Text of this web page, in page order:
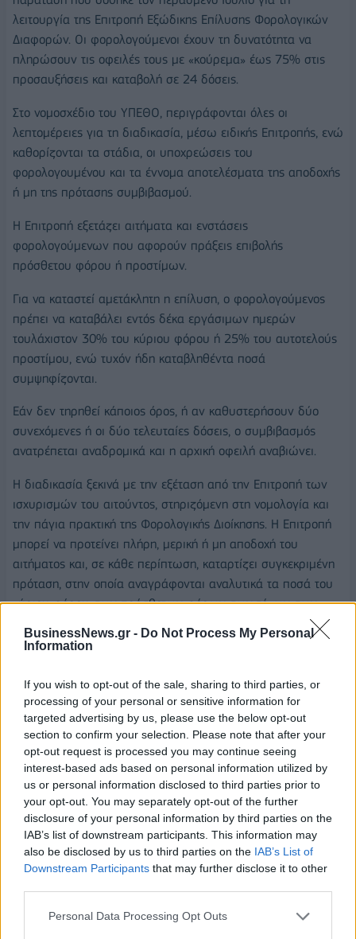
BusinessNews.gr - Do Not Process My Personal
Information
If you wish to opt-out of the sale, sharing to third parties, or
processing of your personal or sensitive information for
targeted advertising by us, please use the below opt-out
section to confirm your selection. Please note that after your
opt-out request is processed you may continue seeing
interest-based ads based on personal information utilized by
us or personal information disclosed to third parties prior to
your opt-out. You may separately opt-out of the further
disclosure of your personal information by third parties on the
IAB’s list of downstream participants. This information may
also be disclosed by us to third parties on the IAB’s List of
Downstream Participants that may further disclose it to other
Personal Data Processing Opt Outs
λειτουργία της Επιτροπή Εξώδικης Επίλυσης Φορολογικών
Διαφορών. Οι φορολογούμενοι έχουν τη δυνατότητα να
πληρώσουν τις οφειλές τους με «κούρεμα» έως 75% στις
προσαυξήσεις και καταβολή σε 24 δόσεις.
Στο νομοσχέδιο του ΥΠΕΘΟ, περιγράφονται όλες οι
λεπτομέρειες για τη διαδικασία, μέσω ειδικής Επιτροπής, ενώ
καθορίζονται τα στάδια, οι υποχρεώσεις του
φορολογουμένου και τα έννομα αποτελέσματα της αποδοχής
ή μη της πρότασης συμβιβασμού.
Η Επιτροπή εξετάζει αιτήματα και ενστάσεις
φορολογούμενων που αφορούν πράξεις επιβολής
πρόσθετου φόρου ή προστίμων.
Για να καταστεί αμετάκλητη η επίλυση, ο φορολογούμενος
πρέπει να καταβάλει εντός δέκα εργάσιμων ημερών
τουλάχιστον 30% του κύριου φόρου ή 25% του αυτοτελούς
προστίμου, ενώ τυχόν ήδη καταβληθέντα ποσά
συμψηφίζονται.
Εάν δεν τηρηθεί κάποιος όρος, ή αν καθυστερήσουν δύο
συνεχόμενες ή οι δύο τελευταίες δόσεις, ο συμβιβασμός
ανατρέπεται αναδρομικά και η αρχική οφειλή αναβιώνει.
Η διαδικασία ξεκινά με την εξέταση από την Επιτροπή των
ισχυρισμών του αιτούντος, στηριζόμενη στη νομολογία και
την πάγια πρακτική της Φορολογικής Διοίκησης. Η Επιτροπή
μπορεί να προτείνει πλήρη, μερική ή μη αποδοχή του
αιτήματος και, σε κάθε περίπτωση, καταρτίζει συγκεκριμένη
πρόταση, στην οποία αναγράφονται αναλυτικά τα ποσά του
κύριου φόρου, των πρόσθετων φόρων, των τόκων, των
προσαυξήσεων και των προστίμων. Η πρόταση συνοδεύεται
από επαρκή αιτιολογία και κοινοποιείται στον
Ο αιτών έχει προθεσμία πέντε εργάσιμων ημερών για να
αποδεχθεί την πρόταση. Με την αποδοχή, υπογράφει το
σχετικό έγγραφο και επιλέγει τον επιθυμητό αριθμό δόσεων,
κοινό για όλα τα ποσά (κύριος φόρος, πρόσθετοι φόροι,
τόκοι, προσαυξήσεις και πρόστιμα). Συντάσσεται τότε
πρακτικό εξώδικης επίλυσης, το οποίο δημοσιεύεται στον
ιστότοπο του Υπουργείου, με σεβασμό στην προστασία
προσωπικών δεδομένων. Το πρακτικό αποτελεί εκτελεστό
τίτλο, το ποσό που αναγράφεται βεβαιώνεται ως δημόσιο
έσοδο και η αρχική βεβαίωση διαγράφεται.
Σε περίπτωση μη αποδοχής από τον αιτούντα της πρότασης